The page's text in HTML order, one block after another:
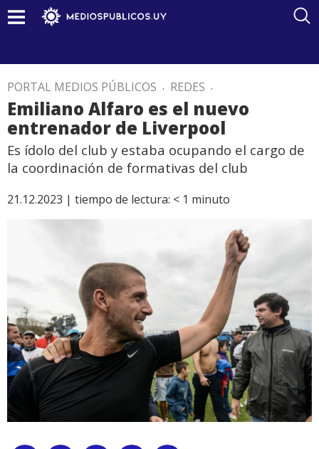
PORTAL MEDIOS PÚBLICOS . REDES .
Emiliano Alfaro es el nuevo
entrenador de Liverpool
Es ídolo del club y estaba ocupando el cargo de
la coordinación de formativas del club
21.12.2023 | tiempo de lectura: < 1 minuto